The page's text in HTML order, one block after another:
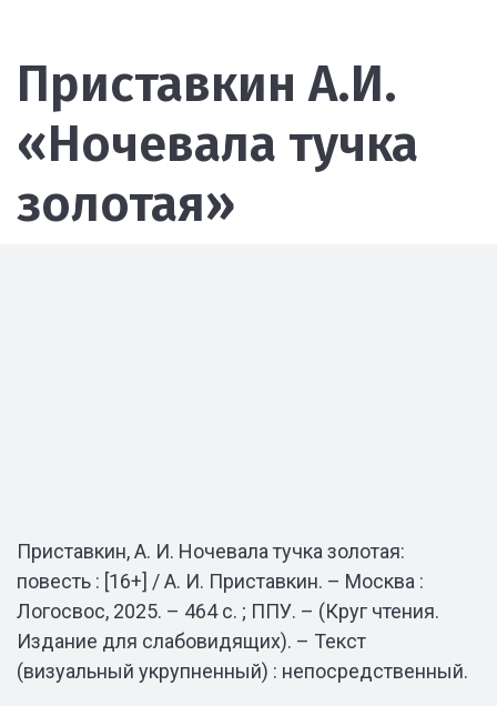
Приставкин А.И.
«Ночевала тучка
золотая»
Приставкин, А. И. Ночевала тучка золотая:
повесть : [16+] / А. И. Приставкин. – Москва :
Логосвос, 2025. – 464 с. ; ППУ. – (Круг чтения.
Издание для слабовидящих). – Текст
(визуальный укрупненный) : непосредственный.